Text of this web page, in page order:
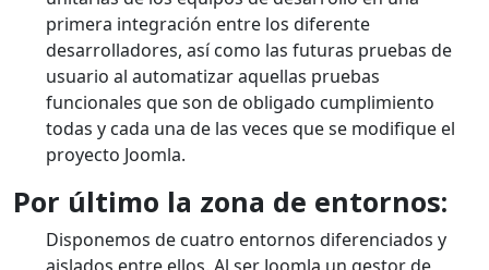
primera integración entre los diferente
desarrolladores, así como las futuras pruebas de
usuario al automatizar aquellas pruebas
funcionales que son de obligado cumplimiento
todas y cada una de las veces que se modifique el
proyecto Joomla.
Por último la zona de entornos:
Disponemos de cuatro entornos diferenciados y